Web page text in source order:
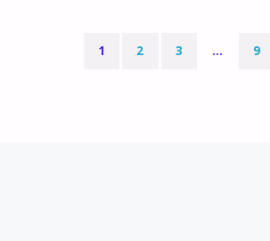
1 2 3 … 9